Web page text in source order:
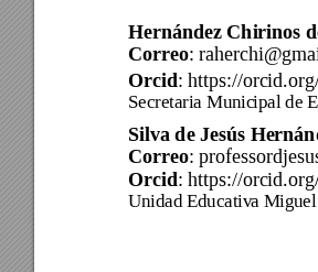
Hernández Chirinos
Correo:
Orcid: https://
Secretaria Municipal de
Silva de Jesús
Correo:
Orcid: https://
Unidad Educativa